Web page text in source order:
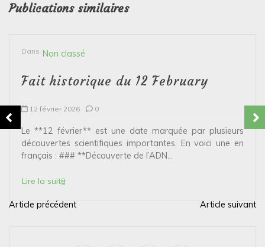
Publications similaires
Dans Non classé
Fait historique du 12 February
12 février 2026 0
Le **12 février** est une date marquée par plusieurs
découvertes scientifiques importantes. En voici une en
français : ### **Découverte de l’ADN...
Lire la suite
N
Article précédent Article suivant